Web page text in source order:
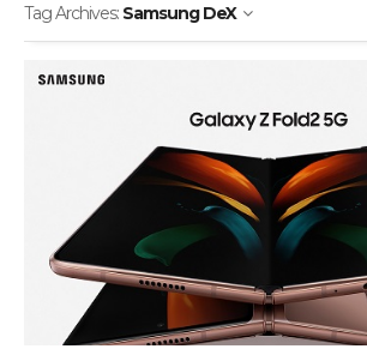
Tag Archives: Samsung DeX